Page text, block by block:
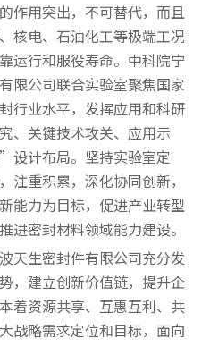
作用突出，不可替代，而且
核电、石油化工等极端工况
运行和服役寿命。中科院宁
限公司联合实验室聚焦国家
行业水平，发挥应用和科研
、关键技术攻关、应用示
计布局。坚持实验室定
注重积累，深化协同创新，
能力为目标，促进产业转型
进密封材料领域能力建设。
天生密封件有限公司充分发
，建立创新价值链，提升企
着资源共享、互惠互利、共
战略需求定位和目标，面向